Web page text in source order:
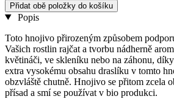
Přidat obě položky do košíku
Popis
Toto hnojivo přirozeným způsobem
Vašich rostlin rajčat a tvorbu nádherně
květináči, ve skleníku nebo na záhonu,
extra vysokému obsahu draslíku v tomto
obzvláště chutně. Hnojivo se přitom zcela
přísad a smí se používat v bio produkci.